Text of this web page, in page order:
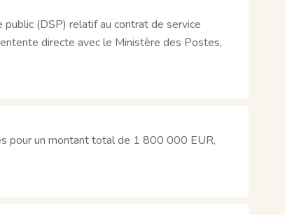
(DSP) relatif au contrat de service
directe avec le Ministère des Postes,
pour un montant total de 1 800 000 EUR,